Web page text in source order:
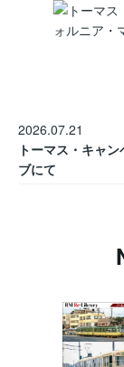
2026.07.21
トーマス・キャ
ブにて